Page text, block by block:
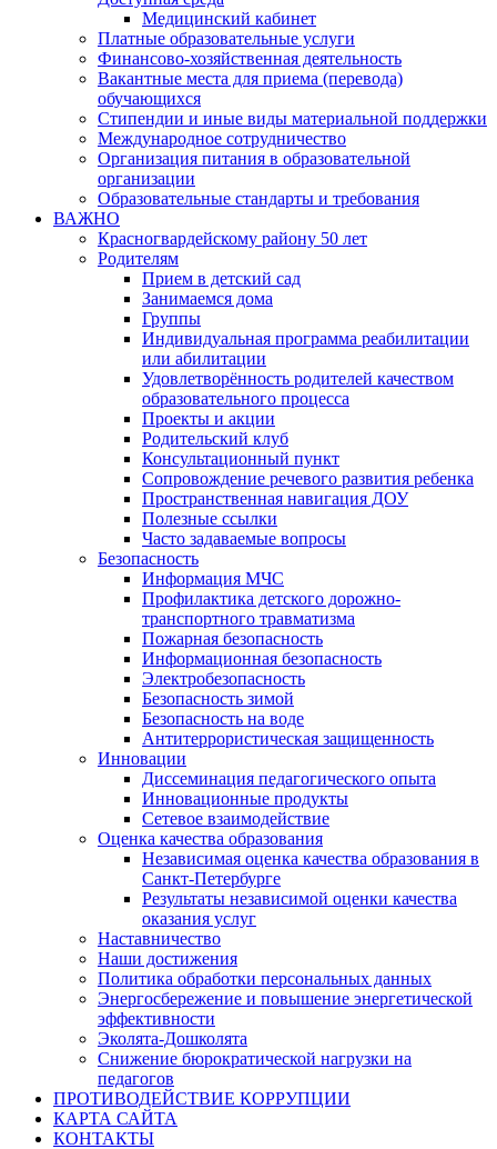
Медицинский кабинет
Платные образовательные услуги
Финансово-хозяйственная деятельность
Вакантные места для приема (перевода)
обучающихся
Стипендии и иные виды материальной поддержки
Международное сотрудничество
Организация питания в образовательной
организации
Образовательные стандарты и требования
ВАЖНО
Красногвардейскому району 50 лет
Родителям
Прием в детский сад
Занимаемся дома
Группы
Индивидуальная программа реабилитации
или абилитации
Удовлетворённость родителей качеством
образовательного процесса
Проекты и акции
Родительский клуб
Консультационный пункт
Сопровождение речевого развития ребенка
Пространственная навигация ДОУ
Полезные ссылки
Часто задаваемые вопросы
Безопасность
Информация МЧС
Профилактика детского дорожно-
транспортного травматизма
Пожарная безопасность
Информационная безопасность
Электробезопасность
Безопасность зимой
Безопасность на воде
Антитеррористическая защищенность
Инновации
Диссеминация педагогического опыта
Инновационные продукты
Сетевое взаимодействие
Оценка качества образования
Независимая оценка качества образования в
Санкт-Петербурге
Результаты независимой оценки качества
оказания услуг
Наставничество
Наши достижения
Политика обработки персональных данных
Энергосбережение и повышение энергетической
эффективности
Эколята-Дошколята
Снижение бюрократической нагрузки на
педагогов
ПРОТИВОДЕЙСТВИЕ КОРРУПЦИИ
КАРТА САЙТА
КОНТАКТЫ